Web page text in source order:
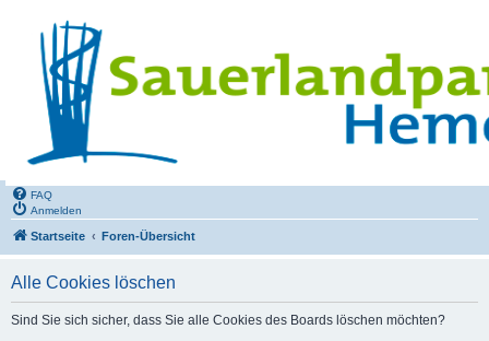
FAQ
Anmelden
Startseite Foren-Übersicht
Alle Cookies löschen
Sind Sie sich sicher, dass Sie alle Cookies des Boards löschen möchten?